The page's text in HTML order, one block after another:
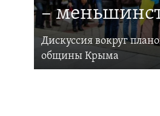
–
Дискуссия вокруг
общины Крыма